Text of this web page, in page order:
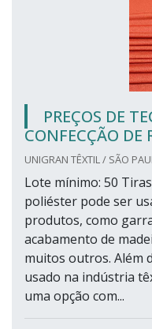
PREÇOS DE
CONFECÇÃO DE
UNIGRAN TÊXTIL / SÃO
Lote mínimo: 50
poliéster pode ser
produtos, como
acabamento de
muitos outros. Além
usado na indústria
uma opção com...